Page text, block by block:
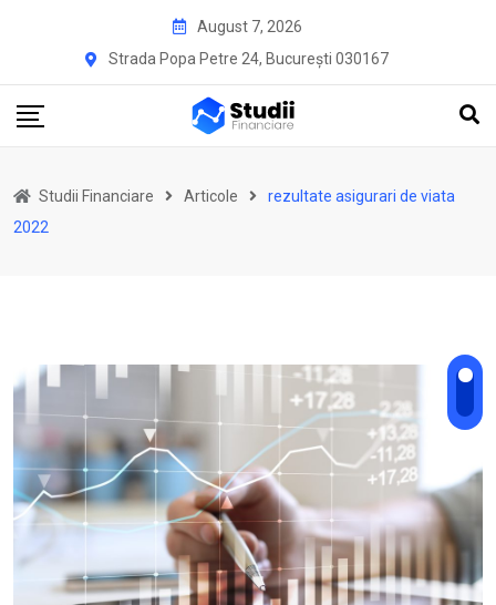
August 7, 2026
Strada Popa Petre 24, București 030167
Studii Financiare Articole
rezultate asigurari de viata
2022